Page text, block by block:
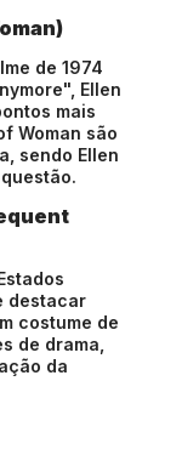
de 1974
Ellen
mais
Woman são
sendo Ellen
destacar
costume de
de drama,
da